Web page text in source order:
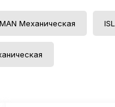
MAN Механическая ISL